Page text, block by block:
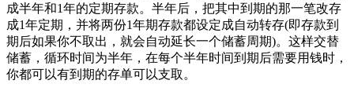
成半年和1年的定期存款。半年后，把其中到期的那一笔改存
成1年定期，并将两份1年期存款都设定成自动转存(即存款到
期后如果你不取出，就会自动延长一个储蓄周期)。这样交替
储蓄，循环时间为半年，在每个半年时间到期后需要用钱时，
你都可以有到期的存单可以支取。